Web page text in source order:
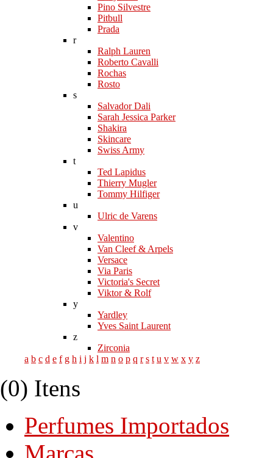
Pino Silvestre
Pitbull
Prada
r
Ralph Lauren
Roberto Cavalli
Rochas
Rosto
s
Salvador Dali
Sarah Jessica Parker
Shakira
Skincare
Swiss Army
t
Ted Lapidus
Thierry Mugler
Tommy Hilfiger
u
Ulric de Varens
v
Valentino
Van Cleef & Arpels
Versace
Via Paris
Victoria's Secret
Viktor & Rolf
y
Yardley
Yves Saint Laurent
z
Zirconia
a b c d e f g h i j k l m n o p q r s t u v w x y z
(0) Itens
Perfumes Importados